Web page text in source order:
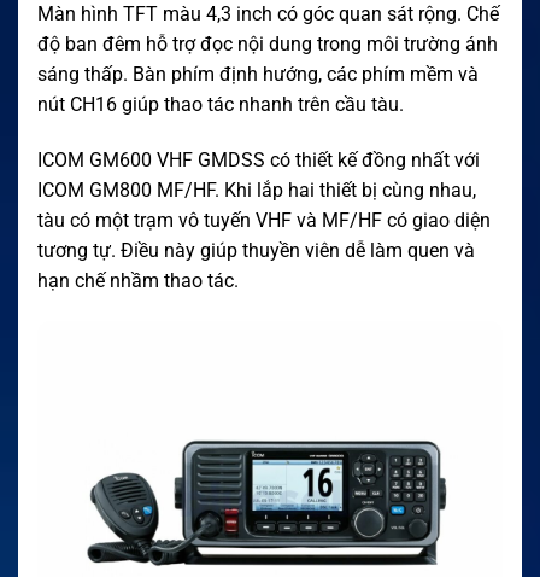
Màn hình TFT màu 4,3 inch có góc quan sát rộng. Chế
độ ban đêm hỗ trợ đọc nội dung trong môi trường ánh
sáng thấp. Bàn phím định hướng, các phím mềm và
nút CH16 giúp thao tác nhanh trên cầu tàu.
ICOM GM600 VHF GMDSS có thiết kế đồng nhất với
ICOM GM800 MF/HF. Khi lắp hai thiết bị cùng nhau,
tàu có một trạm vô tuyến VHF và MF/HF có giao diện
tương tự. Điều này giúp thuyền viên dễ làm quen và
hạn chế nhầm thao tác.